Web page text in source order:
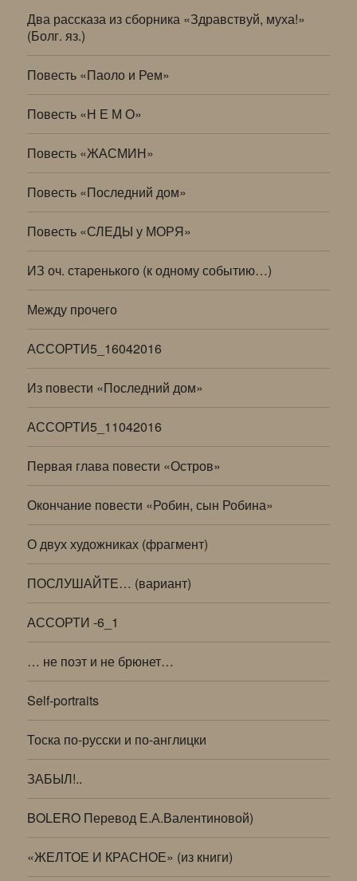
Два рассказа из сборника «Здравствуй, муха!»
(Болг. яз.)
Повесть «Паоло и Рем»
Повесть «Н Е М О»
Повесть «ЖАСМИН»
Повесть «Последний дом»
Повесть «СЛЕДЫ у МОРЯ»
ИЗ оч. старенького (к одному событию…)
Между прочего
АССОРТИ5_16042016
Из повести «Последний дом»
АССОРТИ5_11042016
Первая глава повести «Остров»
Окончание повести «Робин, сын Робина»
О двух художниках (фрагмент)
ПОСЛУШАЙТЕ… (вариант)
АССОРТИ -6_1
… не поэт и не брюнет…
Self-portraits
Тоска по-русски и по-англицки
ЗАБЫЛ!..
BOLERO Перевод Е.А.Валентиновой)
«ЖЕЛТОЕ И КРАСНОЕ» (из книги)